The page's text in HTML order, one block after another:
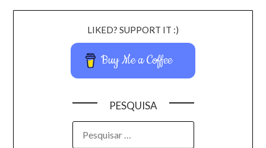
LIKED? SUPPORT IT :)
Buy Me a Coffee
PESQUISA